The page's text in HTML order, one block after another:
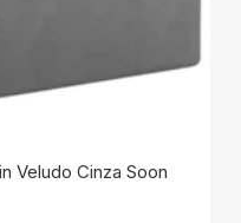
Veludo Cinza Soon